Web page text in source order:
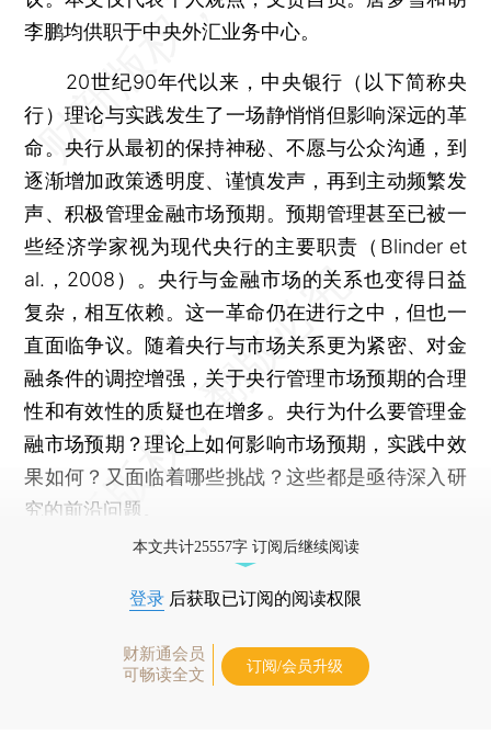
李鹏均供职于中央外汇业务中心。
20世纪90年代以来，中央银行（以下简称央
行）理论与实践发生了一场静悄悄但影响深远的革
命。央行从最初的保持神秘、不愿与公众沟通，到
逐渐增加政策透明度、谨慎发声，再到主动频繁发
声、积极管理金融市场预期。预期管理甚至已被一
些经济学家视为现代央行的主要职责（Blinder et
al.，2008）。央行与金融市场的关系也变得日益
复杂，相互依赖。这一革命仍在进行之中，但也一
直面临争议。随着央行与市场关系更为紧密、对金
融条件的调控增强，关于央行管理市场预期的合理
性和有效性的质疑也在增多。央行为什么要管理金
融市场预期？理论上如何影响市场预期，实践中效
果如何？又面临着哪些挑战？这些都是亟待深入研
究的前沿问题。
本文共计25557字 订阅后继续阅读
登录 后获取已订阅的阅读权限
财新通会员
可畅读全文
订阅/会员升级